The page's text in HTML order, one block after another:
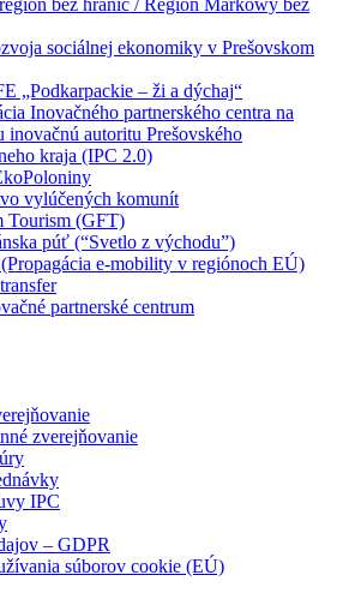
bez hraníc / Region Markowy bez
sociálnej ekonomiky v Prešovskom
„Podkarpackie – ži a dýchaj“
Inovačného partnerského centra na
inovačnú autoritu Prešovského
kraja (IPC 2.0)
vylúčených komunít
Tourism (GFT)
púť (“Svetlo z východu”)
(Propagácia e-mobility v regiónoch EÚ)
partnerské centrum
zverejňovanie
IPC
– GDPR
súborov cookie (EÚ)